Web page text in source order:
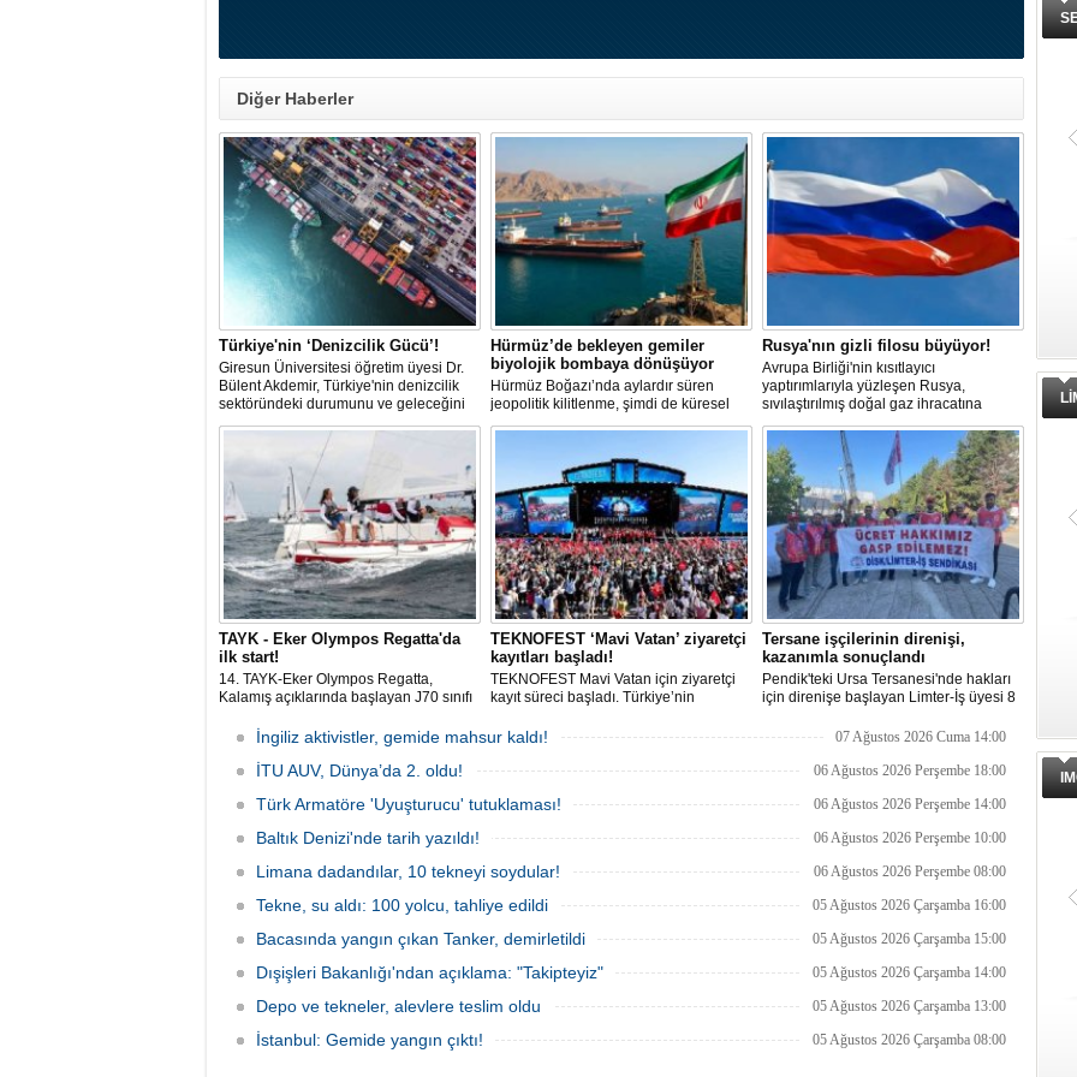
Diğer Haberler
Türkiye'nin ‘Denizcilik Gücü’!
Giresun Üniversitesi öğretim üyesi Dr.
Bülent Akdemir, Türkiye'nin denizcilik
sektöründeki durumunu ve geleceğini
değerlendirdi.
Hürmüz’de bekleyen gemiler
biyolojik bombaya dönüşüyor
Hürmüz Boğazı’nda aylardır süren
jeopolitik kilitlenme, şimdi de küresel
ölçekte bir çevre felaketinin kapısını
hareketsiz bekleyen binden fazla gemi,
istilacı deniz canlıları için devasa bir
üreme merkezine dönüşmüş durumda.
Rusya'nın gizli filosu büyüyor!
Avrupa Birliği'nin kısıtlayıcı
yaptırımlarıyla yüzleşen Rusya,
sıvılaştırılmış doğal gaz ihracatına
devam edebilmek için gizli bir filo
geliştiriyor.
TAYK - Eker Olympos Regatta'da
ilk start!
14. TAYK-Eker Olympos Regatta,
Kalamış açıklarında başlayan J70 sınıfı
gün boyunca yelken coşkusuyla
buluşturacak organizasyonun ilk
gününde 9 tekne rüzgârla buluştu.
TEKNOFEST ‘Mavi Vatan’ ziyaretçi
kayıtları başladı!
TEKNOFEST Mavi Vatan için ziyaretçi
kayıt süreci başladı. Türkiye’nin
odaklanan etkinliği, 20-23 Ağustos
Komutanlığı’nda gerçekleştirilecek.
Tersane işçilerinin direnişi,
kazanımla sonuçlandı
Pendik'teki Ursa Tersanesi'nde hakları
için direnişe başlayan Limter-İş üyesi 8
arabulucu görüşmesinde tüm
Sendika, sözlerin tutulmaması halinde
İngiliz aktivistler, gemide mahsur kaldı! 07 Ağustos 2026 Cuma 14:00
İTU AUV, Dünya’da 2. oldu! 06 Ağustos 2026 Perşembe 18:00
Türk Armatöre 'Uyuşturucu' tutuklaması! 06 Ağustos 2026 Perşembe 14:00
Baltık Denizi'nde tarih yazıldı! 06 Ağustos 2026 Perşembe 10:00
Limana dadandılar, 10 tekneyi soydular! 06 Ağustos 2026 Perşembe 08:00
Tekne, su aldı: 100 yolcu, tahliye edildi 05 Ağustos 2026 Çarşamba 16:00
Bacasında yangın çıkan Tanker, demirletildi 05 Ağustos 2026 Çarşamba 15:00
Dışişleri Bakanlığı'ndan açıklama: "Takipteyiz" 05 Ağustos 2026 Çarşamba 14:00
Depo ve tekneler, alevlere teslim oldu 05 Ağustos 2026 Çarşamba 13:00
İstanbul: Gemide yangın çıktı! 05 Ağustos 2026 Çarşamba 08:00